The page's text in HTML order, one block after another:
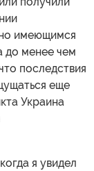
имеющимся
до менее чем
последствия
еще
Украина
я увидел